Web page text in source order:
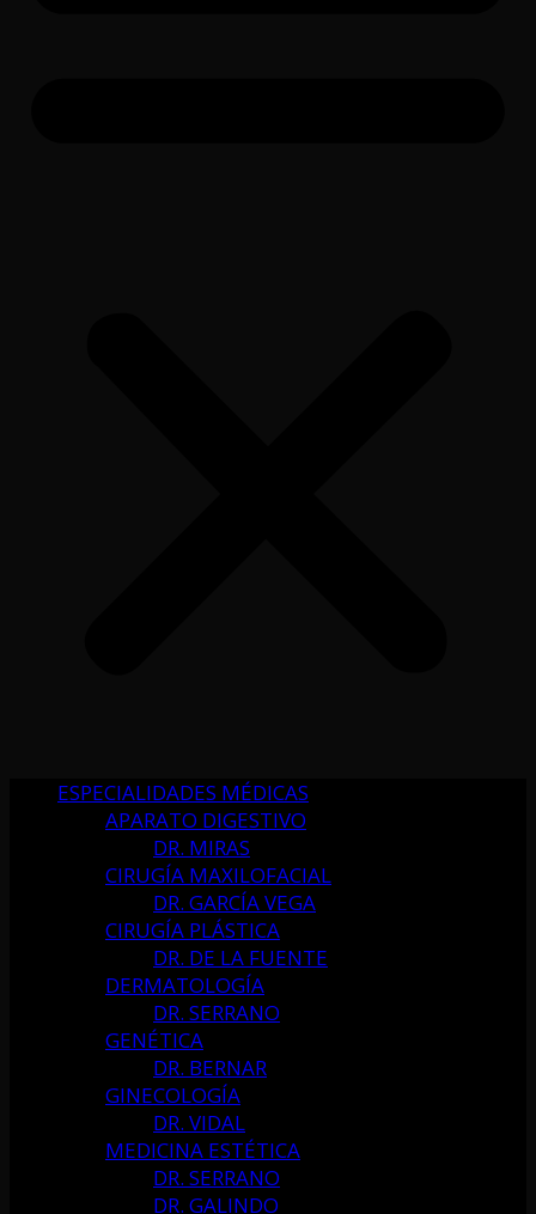
ESPECIALIDADES MÉDICAS
APARATO DIGESTIVO
DR. MIRAS
CIRUGÍA MAXILOFACIAL
DR. GARCÍA VEGA
CIRUGÍA PLÁSTICA
DR. DE LA FUENTE
DERMATOLOGÍA
DR. SERRANO
GENÉTICA
DR. BERNAR
GINECOLOGÍA
DR. VIDAL
MEDICINA ESTÉTICA
DR. SERRANO
DR. GALINDO